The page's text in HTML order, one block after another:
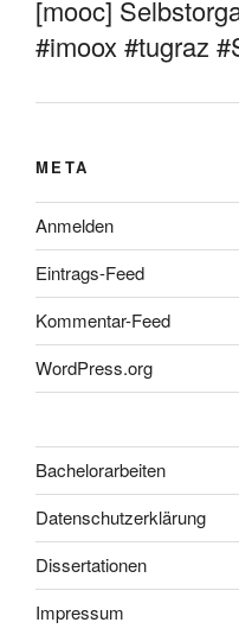
[mooc]
#imoox #tugraz
META
Anmelden
Eintrags-Feed
Kommentar-Feed
WordPress.org
Bachelorarbeiten
Datenschutzerklärung
Dissertationen
Impressum